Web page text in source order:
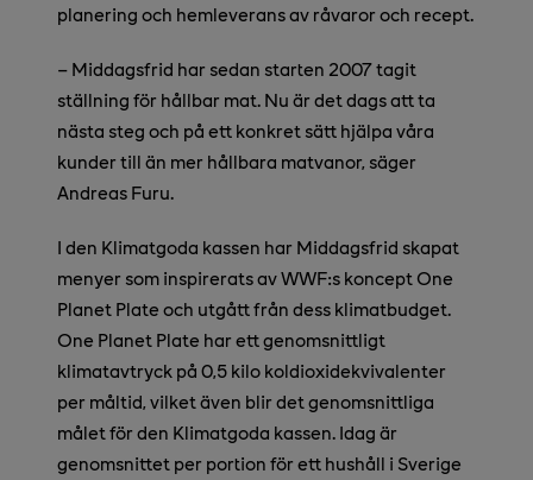
planering och hemleverans av råvaror och recept.
– Middagsfrid har sedan starten 2007 tagit
ställning för hållbar mat. Nu är det dags att ta
nästa steg och på ett konkret sätt hjälpa våra
kunder till än mer hållbara matvanor, säger
Andreas Furu.
I den Klimatgoda kassen har Middagsfrid skapat
menyer som inspirerats av WWF:s koncept One
Planet Plate och utgått från dess klimatbudget.
One Planet Plate har ett genomsnittligt
klimatavtryck på 0,5 kilo koldioxidekvivalenter
per måltid, vilket även blir det genomsnittliga
målet för den Klimatgoda kassen. Idag är
genomsnittet per portion för ett hushåll i Sverige